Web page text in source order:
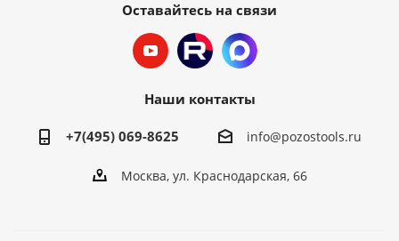
Оставайтесь на связи
Наши контакты
+7(495) 069-8625 info@pozostools.ru
Москва, ул. Краснодарская, 66